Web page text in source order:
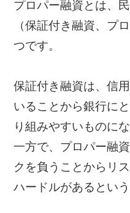
プロパー融資とは、
（保証付き融資、プ
つです。
保証付き融資は、信
いることから銀行に
り組みやすいものにな
一方で、プロパー融
クを負うことからリ
ハードルがあるとい